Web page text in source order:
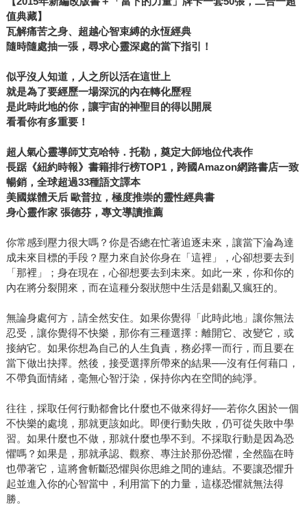
值典藏】
瓦解痛苦之身、超越心智束縛的永恆經典
隨時隨處抽一張，尋求心靈深處的當下指引！
似乎沒人知道，人之所以活在這世上
就是為了要經歷一場深沉的內在轉化歷程
是此時此地的你，讓宇宙的神聖目的得以開展
看看你有多重要！
超人氣心靈導師艾克哈特．托勒，奠定大師地位代表作
長踞《紐約時報》書籍排行榜TOP1，跨國Amazon網路書店一致
暢銷，全球超過33種語文譯本
美國媒體天后 歐普拉， 極度推崇的靈性經典書
身心靈作家 張德芬，專文導讀推薦
你常感到壓力很大嗎？你是否總在忙著追逐未來，讓當下淪為達
成未來目標的手段？壓力來自於你身在「這裡」，心卻想要去到
「那裡」；身在現在，心卻想要去到未來。如此一來，你和你的
內在將分裂開來，而在這種分裂狀態中生活是錯亂又瘋狂的。
無論身處何方，請全然安住。如果你覺得「此時此地」讓你無法
忍受，讓你覺得不快樂，那你有三種選擇：離開它、改變它，或
接納它。如果你想為自己的人生負責，務必擇一而行，而且要在
當下做出抉擇。然後，接受選擇所帶來的結果──沒有任何藉口，
不帶負面情緒，毫無心智汙染，保持你內在空間的純淨。
往往，採取任何行動都會比什麼也不做來得好──若你久困於一個
不快樂的處境，那就更該如此。即便行動失敗，仍可從失敗中學
習。如果什麼也不做，那就什麼也學不到。不採取行動是因為恐
懼嗎？如果是，那就承認、觀察、專注於那份恐懼，全然臨在時
也帶著它，這將會斬斷恐懼與你思維之間的連結。不要讓恐懼升
起並進入你的心智當中，利用當下的力量，這樣恐懼就無法得
勝。